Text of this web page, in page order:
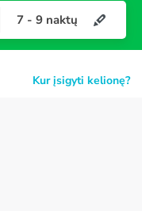
7 - 9 naktų
Kur įsigyti kelionę?